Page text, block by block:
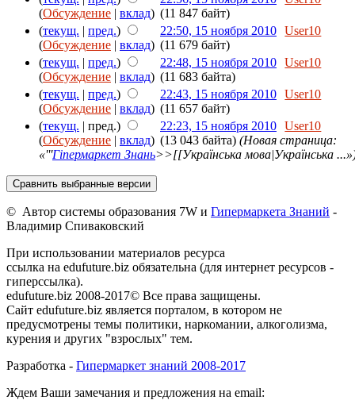
(Обсуждение | вклад) (11 847 байт)
(текущ. | пред.) 22:50, 15 ноября 2010
User10
(Обсуждение | вклад) (11 679 байт)
(текущ. | пред.) 22:48, 15 ноября 2010
User10
(Обсуждение | вклад) (11 683 байта)
(текущ. | пред.) 22:43, 15 ноября 2010
User10
(Обсуждение | вклад) (11 657 байт)
(текущ. | пред.) 22:23, 15 ноября 2010
User10
(Обсуждение | вклад) (13 043 байта) (Новая страница:
«'''Гіпермаркет Знань>>[[Українська мова|Українська
© Автор системы образования 7W и Гипермаркета Знаний -
Владимир Спиваковский
При использовании материалов ресурса
ссылка на edufuture.biz обязательна (для интернет ресурсов -
гиперссылка).
edufuture.biz 2008-2017© Все права защищены.
Сайт edufuture.biz является порталом, в котором не
предусмотрены темы политики, наркомании, алкоголизма,
курения и других "взрослых" тем.
Разработка - Гипермаркет знаний 2008-2017
Ждем Ваши замечания и предложения на email: